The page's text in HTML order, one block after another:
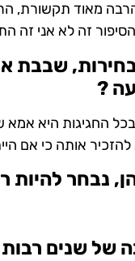
מאוד תקשורת,
זה לא אני זה
שבבת
?
החגיגות היא אמא
אותה כי אם
נבחר להיות
של שנים